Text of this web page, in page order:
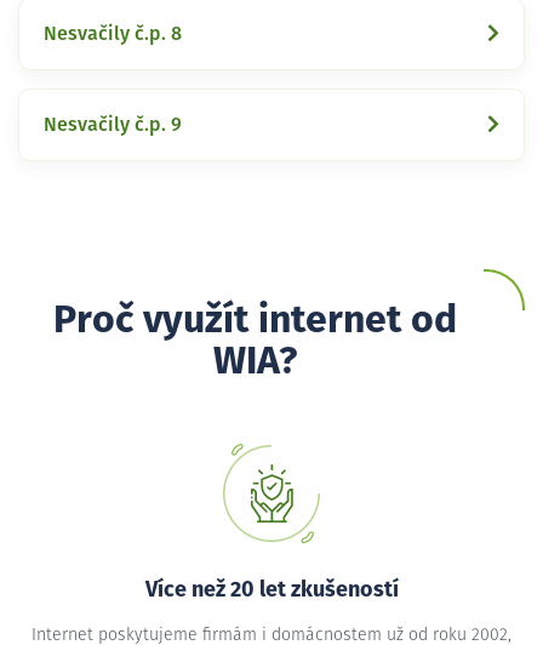
Nesvačily č.p. 8
Nesvačily č.p. 9
Proč využít internet od
WIA?
Více než 20 let zkušeností
Internet poskytujeme firmám i domácnostem už od roku 2002,